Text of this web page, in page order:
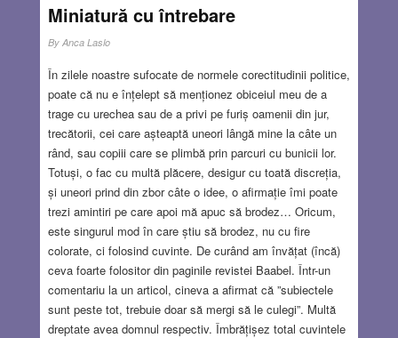
Miniatură cu întrebare
By Anca Laslo
În zilele noastre sufocate de normele corectitudinii politice,
poate că nu e înțelept să menționez obiceiul meu de a
trage cu urechea sau de a privi pe furiș oamenii din jur,
trecătorii, cei care așteaptă uneori lângă mine la câte un
rând, sau copiii care se plimbă prin parcuri cu bunicii lor.
Totuși, o fac cu multă plăcere, desigur cu toată discreția,
și uneori prind din zbor câte o idee, o afirmație îmi poate
trezi amintiri pe care apoi mă apuc să brodez… Oricum,
este singurul mod în care știu să brodez, nu cu fire
colorate, ci folosind cuvinte. De curând am învățat (încă)
ceva foarte folositor din paginile revistei Baabel. Într-un
comentariu la un articol, cineva a afirmat că ”subiectele
sunt peste tot, trebuie doar să mergi să le culegi”. Multă
dreptate avea domnul respectiv. Îmbrățișez total cuvintele